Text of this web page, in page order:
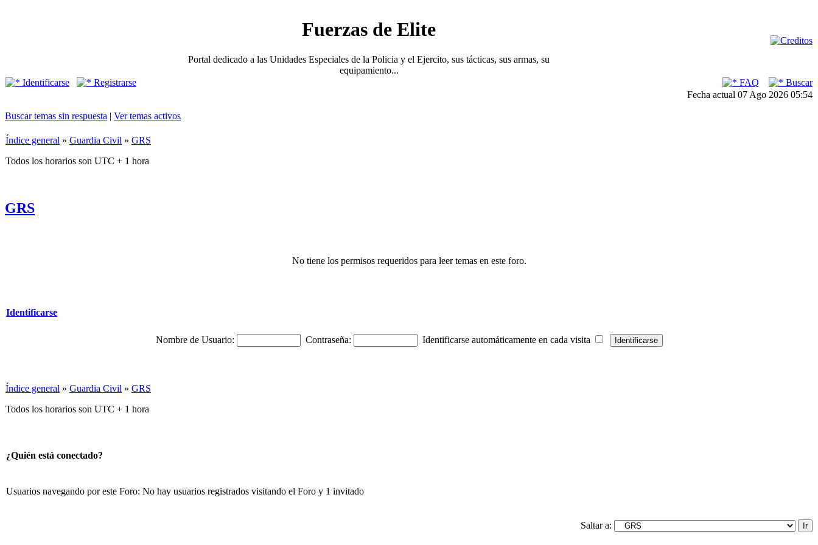
Fuerzas de Elite
Portal dedicado a las Unidades Especiales de la Policia y el Ejercito, sus tácticas, sus armas, su
equipamiento...
Identificarse
Registrarse FAQ
Buscar
Fecha actual 07 Ago 2026 05:54
Buscar temas sin respuesta | Ver temas activos
Índice general » Guardia Civil » GRS
Todos los horarios son UTC + 1 hora
GRS
No tiene los permisos requeridos para leer temas en este foro.
Identificarse
Nombre de Usuario: Contraseña: Identificarse automáticamente en cada visita
Índice general » Guardia Civil » GRS
Todos los horarios son UTC + 1 hora
¿Quién está conectado?
Usuarios navegando por este Foro: No hay usuarios registrados visitando el Foro y 1 invitado
Saltar a: